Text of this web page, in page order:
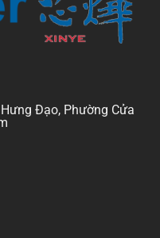
Đạo, Phường Cửa